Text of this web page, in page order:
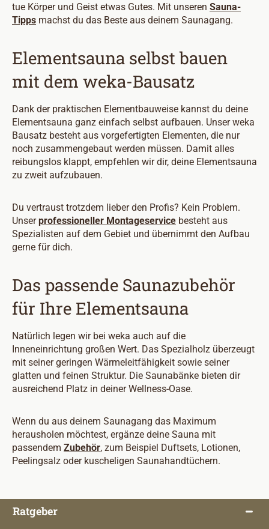
tue Körper und Geist etwas Gutes. Mit unseren Sauna-
Tipps machst du das Beste aus deinem Saunagang.
Elementsauna selbst bauen
mit dem weka-Bausatz
Dank der praktischen Elementbauweise kannst du deine
Elementsauna ganz einfach selbst aufbauen. Unser weka
Bausatz besteht aus vorgefertigten Elementen, die nur
noch zusammengebaut werden müssen. Damit alles
reibungslos klappt, empfehlen wir dir, deine Elementsauna
zu zweit aufzubauen.
Du vertraust trotzdem lieber den Profis? Kein Problem.
Unserprofessioneller Montageservice besteht aus
Spezialisten auf dem Gebiet und übernimmt den Aufbau
gerne für dich.
Das passende Saunazubehör
für Ihre Elementsauna
Natürlich legen wir bei weka auch auf die
Inneneinrichtung großen Wert. Das Spezialholz überzeugt
mit seiner geringen Wärmeleitfähigkeit sowie seiner
glatten und feinen Struktur. Die Saunabänke bieten dir
ausreichend Platz in deiner Wellness-Oase.
Wenn du aus deinem Saunagang das Maximum
herausholen möchtest, ergänze deine Sauna mit
passendem Zubehör, zum Beispiel Duftsets, Lotionen,
Peelingsalz oder kuscheligen Saunahandtüchern.
Ratgeber